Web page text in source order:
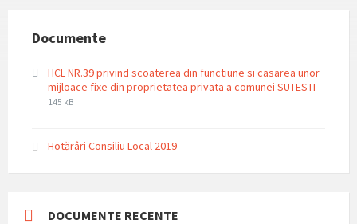
Documente
HCL NR.39 privind scoaterea din functiune si casarea unor
mijloace fixe din proprietatea privata a comunei SUTESTI
145 kB
Hotărâri Consiliu Local 2019
DOCUMENTE RECENTE